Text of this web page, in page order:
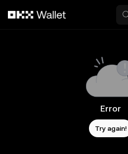
Error
Try again!